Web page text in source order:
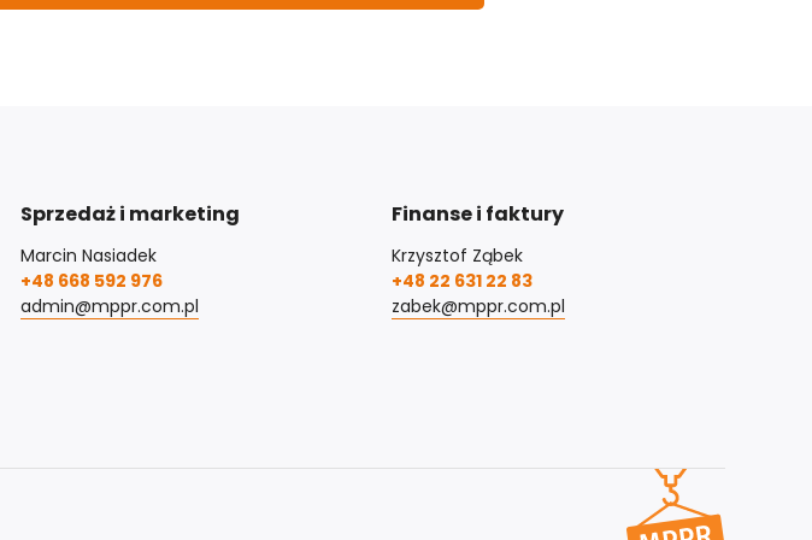
Sprzedaż i marketing
Marcin Nasiadek
+48 668 592 976
admin@mppr.com.pl
Finanse i faktury
Krzysztof Ząbek
+48 22 631 22 83
zabek@mppr.com.pl